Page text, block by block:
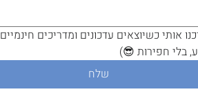
אותי כשיוצאים עדכונים ומדריכים חינמיים
בלי חפירות 😎)
שלח